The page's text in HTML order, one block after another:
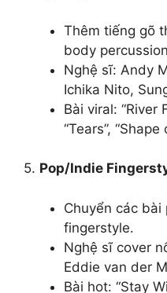
Thêm tiếng gõ
body
Nghệ sĩ: Andy
Ichika Nito,
Bài viral: “River
“Tears”,
5. Pop/Indie
Chuyển các
fingerstyle.
Nghệ sĩ cover
Eddie van der
Bài hot: “Stay